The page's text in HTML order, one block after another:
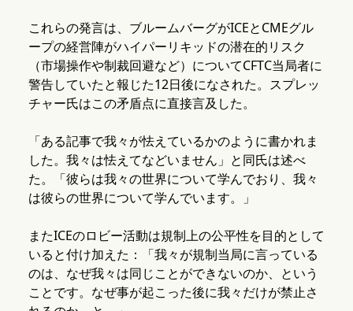
これらの発言は、ブルームバーグがICEとCMEグル
ープの経営陣がハイパーリキッドの潜在的リスク
（市場操作や制裁回避など）についてCFTC当局者に
警告していたと報じた12日後になされた。スプレッ
チャー氏はこの矛盾点に直接言及した。
「ある記事で我々が怯えているかのように書かれま
した。我々は怯えてなどいません」と同氏は述べ
た。「彼らは我々の世界について学んでおり、我々
は彼らの世界について学んでいます。」
またICEのロビー活動は規制上の公平性を目的として
いると付け加えた：「我々が規制当局に言っている
のは、なぜ我々は同じことができないのか、という
ことです。なぜ事が起こった後に我々だけが禁止さ